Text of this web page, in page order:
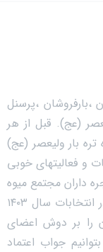
،پرسنل
(عج). قبل از هر
بار ولیعصر (عج)
و فعالیتهای خوبی
داران مجتمع میوه
تره بار ولیعصر (عج) که با حضور پر رنگشان در انتخابات سال ۱۴۰۳
را بر دوش اعضای
جواب اعتماد